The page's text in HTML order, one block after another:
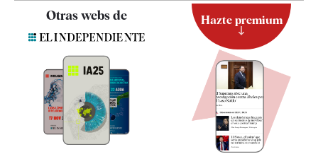
Contacto
Quiénes somos
Especificaciones
Otras webs de Hazte premium